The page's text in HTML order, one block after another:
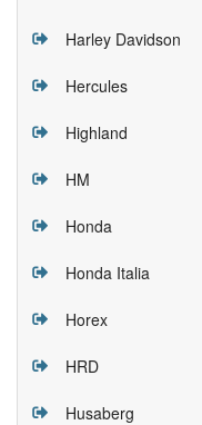
Harley Davidson
Hercules
Highland
HM
Honda
Honda Italia
Horex
HRD
Husaberg